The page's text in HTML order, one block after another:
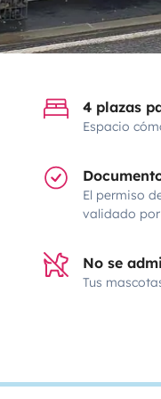
4 plazas
Espacio
El permiso
validado
No se
Tus